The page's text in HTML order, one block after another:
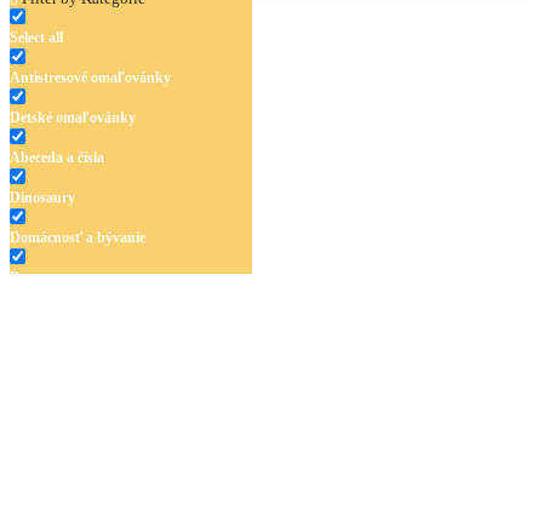
Select all
Antistresové omaľovánky
Detské omaľovánky
Abeceda a čísla
Dinosaury
Domácnosť a bývanie
Doprava